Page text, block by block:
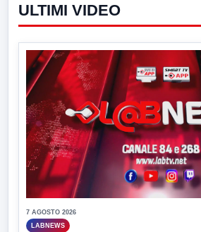
ULTIMI VIDEO
7 AGOSTO 2026
LABNEWS